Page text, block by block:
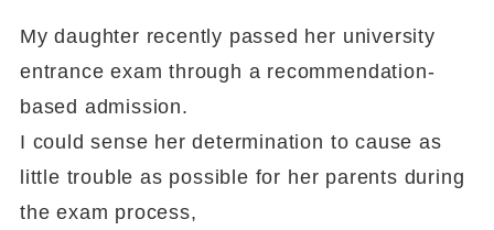
My daughter recently passed her university
entrance exam through a recommendation-
based admission.
I could sense her determination to cause as
little trouble as possible for her parents during
the exam process,